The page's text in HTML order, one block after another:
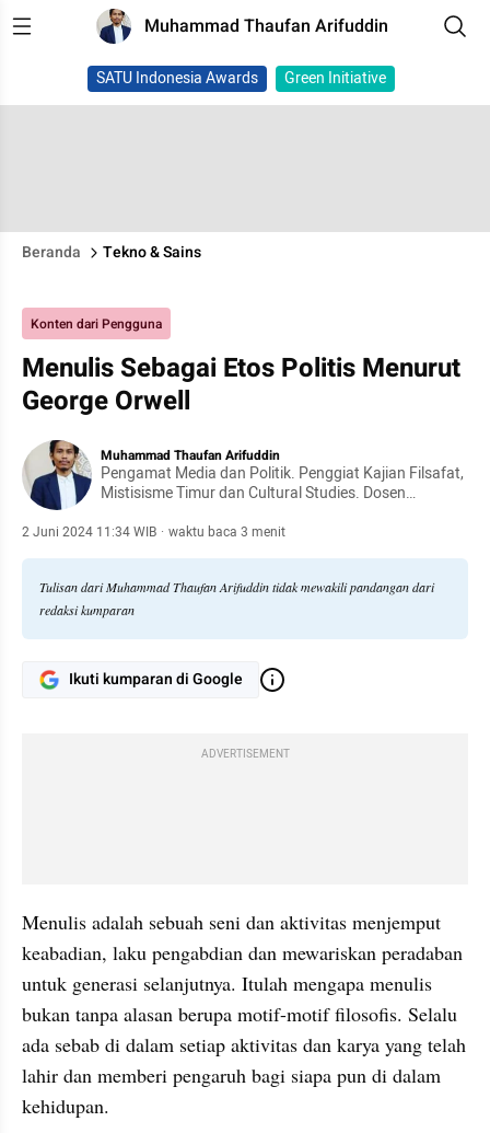
Muhammad Thaufan Arifuddin
SATU Indonesia Awards Green Initiative
Beranda Tekno & Sains
Konten dari Pengguna
Menulis Sebagai Etos Politis Menurut
George Orwell
Muhammad Thaufan Arifuddin
Pengamat Media dan Politik. Penggiat Kajian Filsafat,
Mistisisme Timur dan Cultural Studies. Dosen
Ilmu Politik Universitas Andalas
2 Juni 2024 11:34 WIB · waktu baca 3 menit
Tulisan dari Muhammad Thaufan Arifuddin tidak mewakili pandangan dari
redaksi kumparan
Ikuti kumparan di Google
ADVERTISEMENT
Menulis adalah sebuah seni dan aktivitas menjemput
keabadian, laku pengabdian dan mewariskan peradaban
untuk generasi selanjutnya. Itulah mengapa menulis
bukan tanpa alasan berupa motif-motif filosofis. Selalu
ada sebab di dalam setiap aktivitas dan karya yang telah
lahir dan memberi pengaruh bagi siapa pun di dalam
kehidupan.